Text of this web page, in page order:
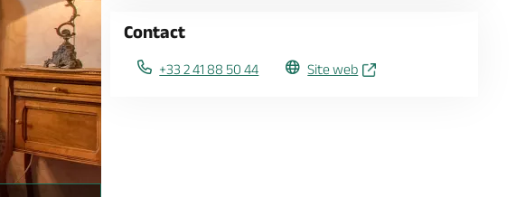
Contact
+33 2 41 88 50 44 Site web